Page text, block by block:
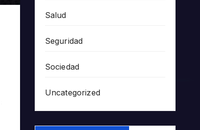
Salud
Seguridad
Sociedad
Uncategorized